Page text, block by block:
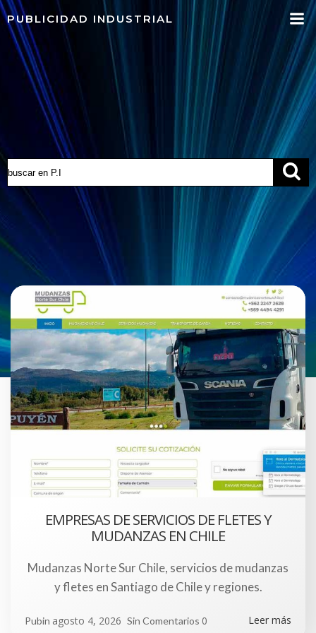
al
contenido
PUBLICIDAD INDUSTRIAL
EMPRESAS DE SERVICIOS DE FLETES Y
MUDANZAS EN CHILE
Mudanzas Norte Sur Chile, servicios de mudanzas
y fletes en Santiago de Chile y regiones.
Pubin agosto 4, 2026 Sin Comentarios 0 Leer más